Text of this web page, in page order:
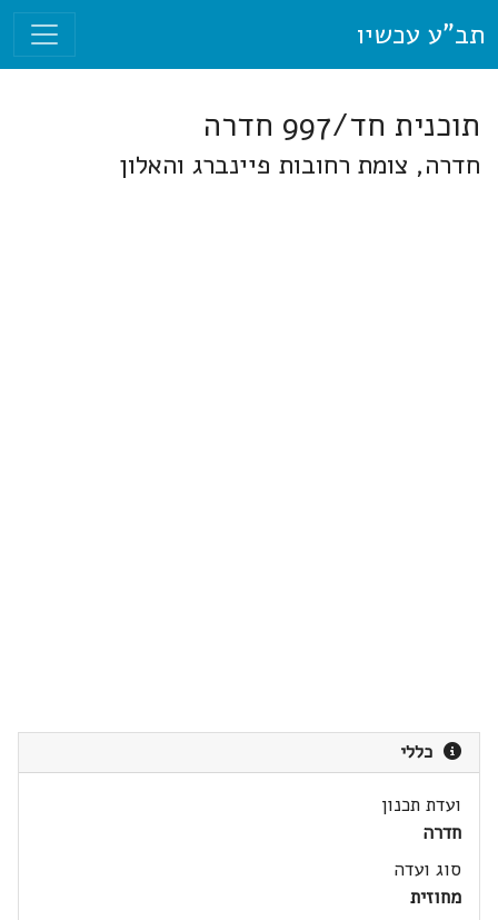
תב"ע עכשיו
תוכנית חד/997 חדרה
חדרה, צומת רחובות פיינברג והאלון
כללי
ועדת תכנון
חדרה
סוג ועדה
מחוזית